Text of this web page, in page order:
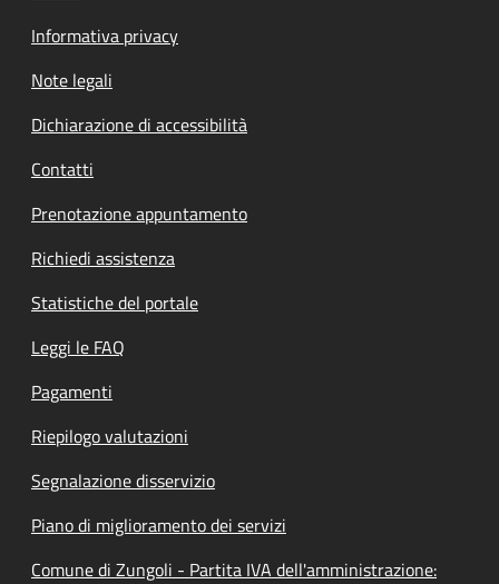
Informativa privacy
Note legali
Dichiarazione di accessibilità
Contatti
Prenotazione appuntamento
Richiedi assistenza
Statistiche del portale
Leggi le FAQ
Pagamenti
Riepilogo valutazioni
Segnalazione disservizio
Piano di miglioramento dei servizi
Comune di Zungoli - Partita IVA dell'amministrazione: